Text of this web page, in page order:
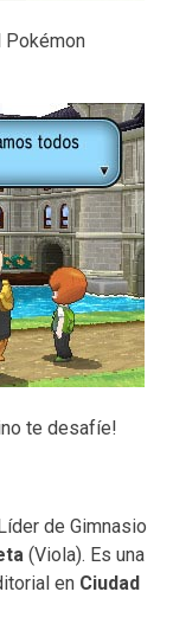
Pokémon
te desafíe!
de Gimnasio
(Viola). Es una
en Ciudad